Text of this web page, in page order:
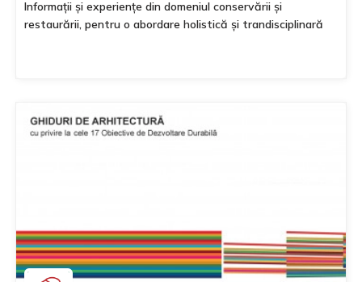
Informații și experiențe din domeniul conservării și
restaurării, pentru o abordare holistică și trandisciplinară